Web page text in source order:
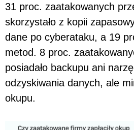
31 proc. zaatakowanych
skorzystało z kopii
dane po cyberataku, a 19
metod. 8 proc.
posiadało backupu ani
odzyskiwania danych, ale
okupu.